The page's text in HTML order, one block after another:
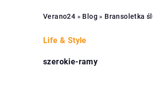
Verano24 » Blog » Bransoletka
Life & Style
szerokie-ramy